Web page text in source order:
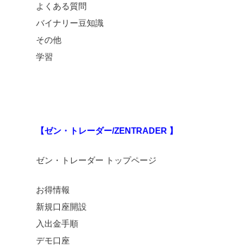
よくある質問
バイナリー豆知識
その他
学習
【ゼン・トレーダー/ZENTRADER 】
ゼン・トレーダー トップページ
お得情報
新規口座開設
入出金手順
デモ口座